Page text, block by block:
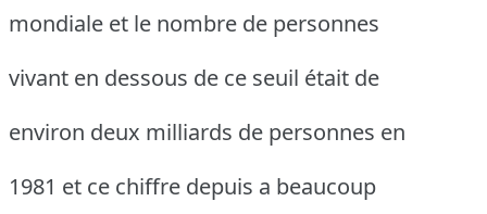
mondiale et le nombre de personnes
vivant en dessous de ce seuil était de
environ deux milliards de personnes en
1981 et ce chiffre depuis a beaucoup